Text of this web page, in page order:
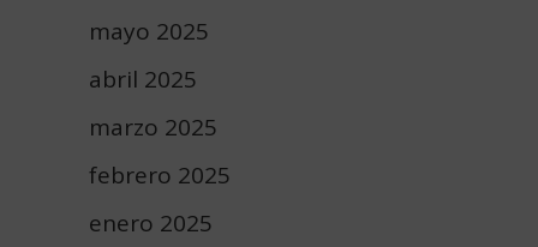
mayo 2025
abril 2025
marzo 2025
febrero 2025
enero 2025